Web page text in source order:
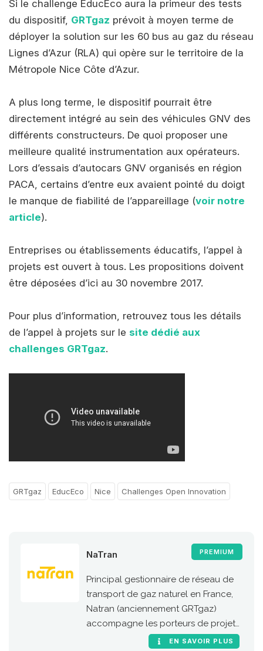
Si le challenge EducEco aura la primeur des tests
du dispositif, GRTgaz prévoit à moyen terme de
déployer la solution sur les 60 bus au gaz du réseau
Lignes d’Azur (RLA) qui opère sur le territoire de la
Métropole Nice Côte d’Azur.
A plus long terme, le dispositif pourrait être
directement intégré au sein des véhicules GNV des
différents constructeurs. De quoi proposer une
meilleure qualité instrumentation aux opérateurs.
Lors d’essais d’autocars GNV organisés en région
PACA, certains d’entre eux avaient pointé du doigt
le manque de fiabilité de l’appareillage (voir notre
article).
Entreprises ou établissements éducatifs, l’appel à
projets est ouvert à tous. Les propositions doivent
être déposées d’ici au 30 novembre 2017.
Pour plus d’information, retrouvez tous les détails
de l’appel à projets sur le site dédié aux
challenges GRTgaz.
GRTgaz EducEco Nice Challenges Open Innovation
PREMIUM
NaTran
Principal gestionnaire de réseau de
transport de gaz naturel en France,
Natran (anciennement GRTgaz)
accompagne les porteurs de projets
de stations GNC et bioGNC.EN SAVOIR PLUS